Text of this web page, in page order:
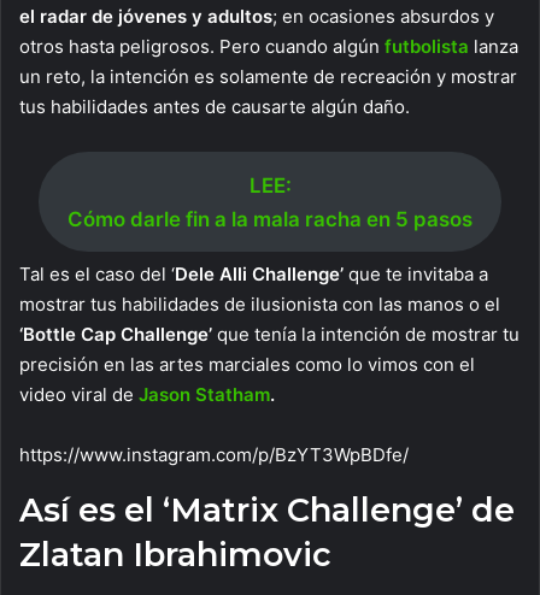
el radar de jóvenes y adultos; en ocasiones absurdos y
otros hasta peligrosos. Pero cuando algún futbolista lanza
un reto, la intención es solamente de recreación y mostrar
tus habilidades antes de causarte algún daño.
LEE:
Cómo darle fin a la mala racha en 5 pasos
Tal es el caso del ‘Dele Alli Challenge’ que te invitaba a
mostrar tus habilidades de ilusionista con las manos o el
‘Bottle Cap Challenge’ que tenía la intención de mostrar tu
precisión en las artes marciales como lo vimos con el
video viral de Jason Statham.
https://www.instagram.com/p/BzYT3WpBDfe/
Así es el ‘Matrix Challenge’ de
Zlatan Ibrahimovic